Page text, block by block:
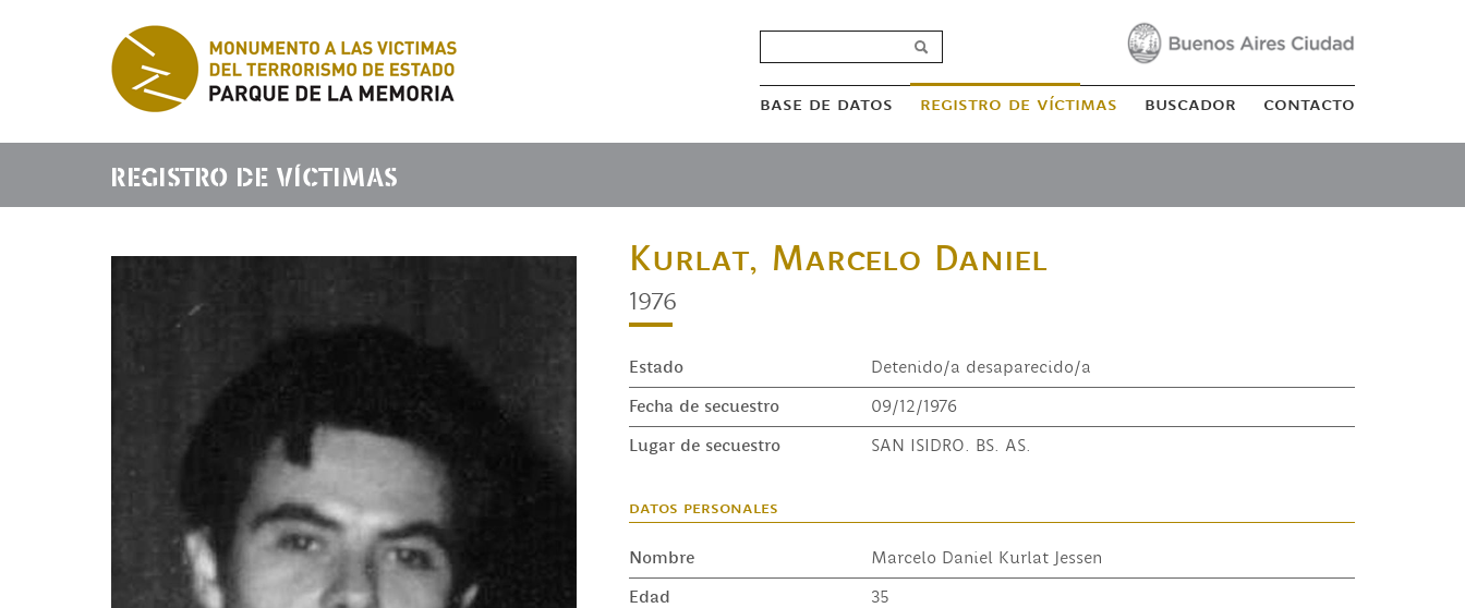
base de datos registro de víctimas buscador contacto
REGISTRO DE VÍCTIMAS
Kurlat, Marcelo Daniel
1976
Estado
Detenido/a desaparecido/a
Fecha de secuestro
09/12/1976
Lugar de secuestro
SAN ISIDRO. BS. AS.
datos personales
Nombre
Marcelo Daniel Kurlat Jessen
Edad
35